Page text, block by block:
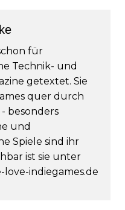
für
Technik- und
getextet. Sie
quer durch
besonders
und
Spiele sind ihr
ist sie unter
love-indiegames.de